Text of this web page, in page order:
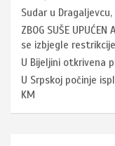
Sudar u
ZBOG SUŠE
se izbjegle restrikcije
U Bijeljini otkrivena
U Srpskoj počinje
KM